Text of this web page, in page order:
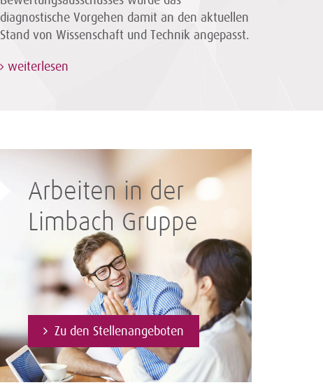
diagnostische Vorgehen damit an den aktuellen
Stand von Wissenschaft und Technik angepasst.
weiterlesen
Arbeiten in der
Limbach Gruppe
Zu den Stellenangeboten